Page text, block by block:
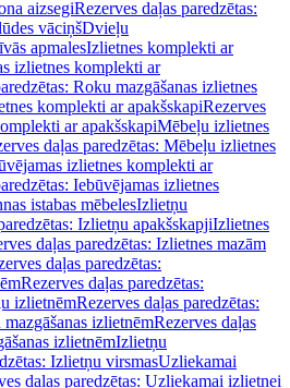
aizsegiRezerves daļas paredzētas:
vāciņšDvieļu
apmalesIzlietnes komplekti ar
izlietnes komplekti ar
Roku mazgāšanas izlietnes
komplekti ar apakšskapiRezerves
ar apakšskapiMēbeļu izlietnes
daļas paredzētas: Mēbeļu izlietnes
izlietnes komplekti ar
Iebūvējamas izlietnes
istabas mēbelesIzlietņu
Izlietņu apakšskapjiIzlietnes
daļas paredzētas: Izlietnes mazām
daļas paredzētas:
Rezerves daļas paredzētas:
izlietnēmRezerves daļas paredzētas:
izlietnēmRezerves daļas
izlietnēmIzlietņu
Izlietņu virsmasUzliekamai
daļas paredzētas: Uzliekamai izlietnei